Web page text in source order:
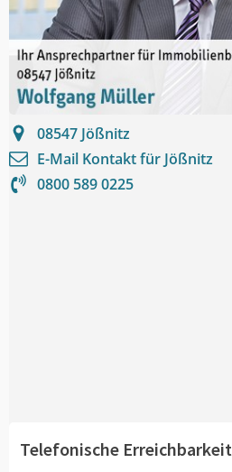
08547 Jößnitz
E-Mail Kontakt für Jößnitz
0800 589 0225
Telefonische Erreichbarkeit